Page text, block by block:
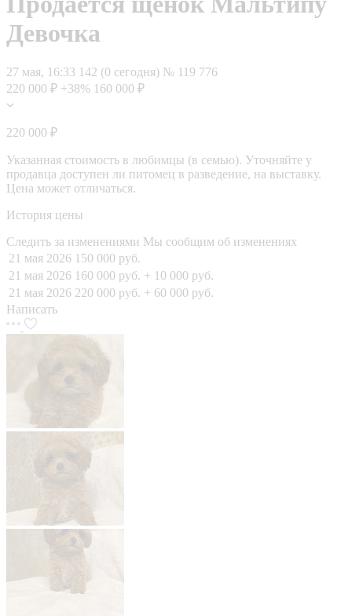
Девочка
27 мая, 16:33 142 (0 сегодня) № 119 776
220 000 ₽ +38% 160 000 ₽
220 000 ₽
Указанная стоимость в любимцы (в семью). Уточняйте у
продавца доступен ли питомец в разведение, на выставку.
Цена может отличаться.
История цены
Следить за изменениями Мы сообщим об изменениях
21 мая 2026 150 000 руб.
21 мая 2026 160 000 руб. + 10 000 руб.
21 мая 2026 220 000 руб. + 60 000 руб.
Написать